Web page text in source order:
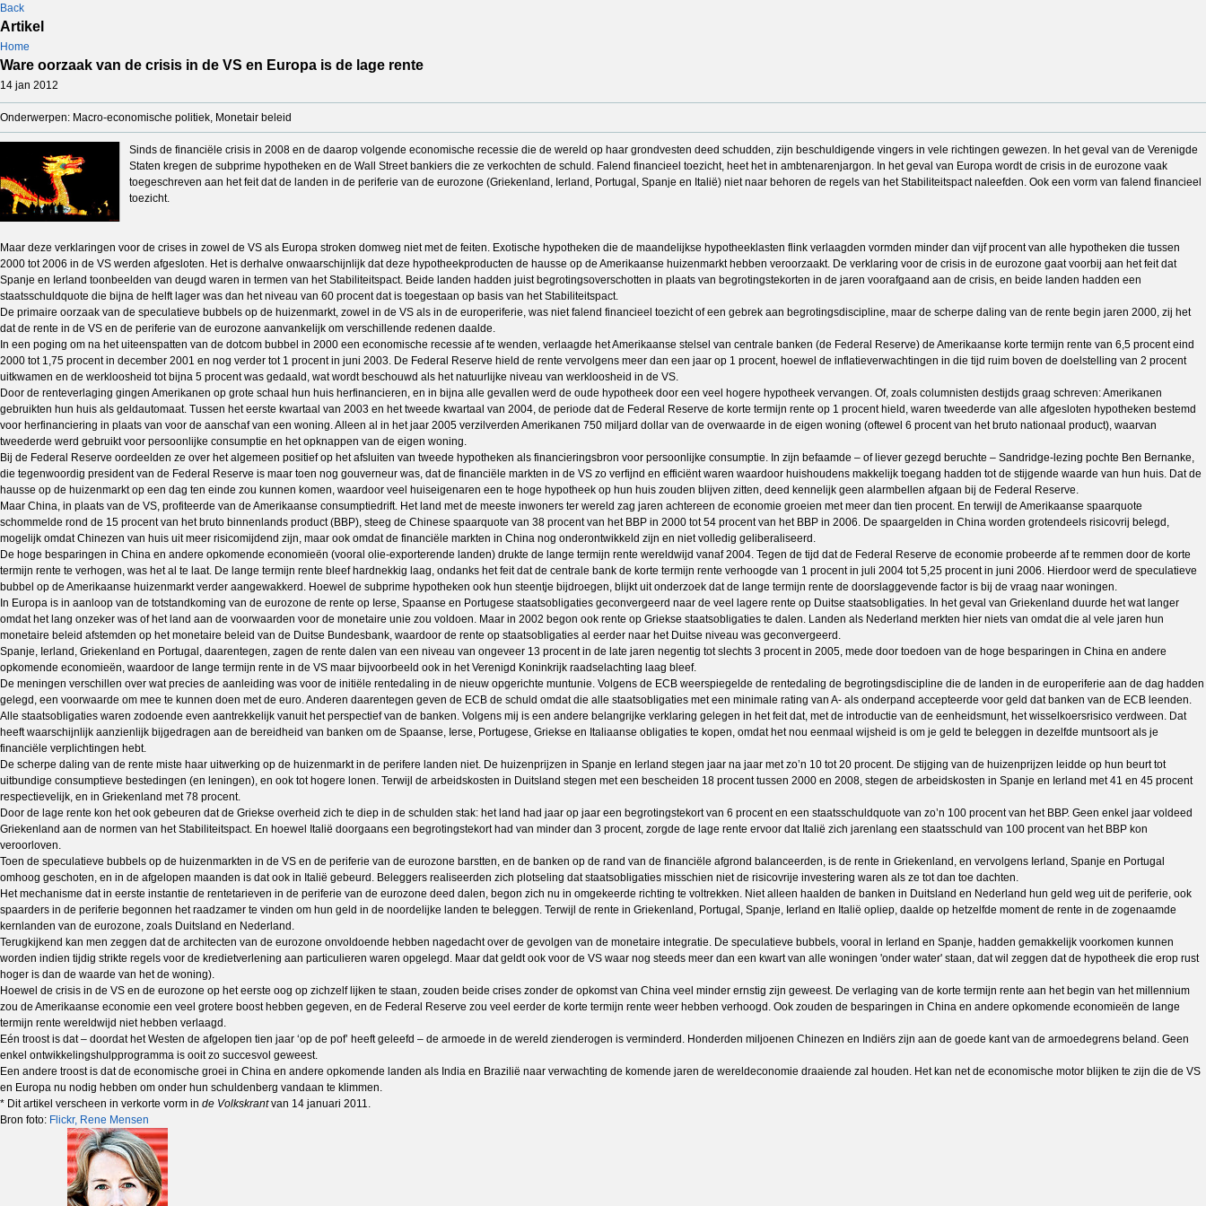
Back
Artikel
Home
Ware oorzaak van de crisis in de VS en Europa is de lage rente
14 jan 2012
Onderwerpen: Macro-economische politiek, Monetair beleid
Sinds de financiële crisis in 2008 en de daarop volgende economische recessie die de wereld op haar grondvesten deed schudden, zijn beschuldigende vingers in vele richtingen gewezen. In het geval van de Verenigde
Staten kregen de subprime hypotheken en de Wall Street bankiers die ze verkochten de schuld. Falend financieel toezicht, heet het in ambtenarenjargon. In het geval van Europa wordt de crisis in de eurozone vaak
toegeschreven aan het feit dat de landen in de periferie van de eurozone (Griekenland, Ierland, Portugal, Spanje en Italië) niet naar behoren de regels van het Stabiliteitspact naleefden. Ook een vorm van falend financieel
toezicht.
Maar deze verklaringen voor de crises in zowel de VS als Europa stroken domweg niet met de feiten. Exotische hypotheken die de maandelijkse hypotheeklasten flink verlaagden vormden minder dan vijf procent van alle hypotheken die tussen
2000 tot 2006 in de VS werden afgesloten. Het is derhalve onwaarschijnlijk dat deze hypotheekproducten de hausse op de Amerikaanse huizenmarkt hebben veroorzaakt. De verklaring voor de crisis in de eurozone gaat voorbij aan het feit dat
Spanje en Ierland toonbeelden van deugd waren in termen van het Stabiliteitspact. Beide landen hadden juist begrotingsoverschotten in plaats van begrotingstekorten in de jaren voorafgaand aan de crisis, en beide landen hadden een
staatsschuldquote die bijna de helft lager was dan het niveau van 60 procent dat is toegestaan op basis van het Stabiliteitspact.
De primaire oorzaak van de speculatieve bubbels op de huizenmarkt, zowel in de VS als in de europeriferie, was niet falend financieel toezicht of een gebrek aan begrotingsdiscipline, maar de scherpe daling van de rente begin jaren 2000, zij het
dat de rente in de VS en de periferie van de eurozone aanvankelijk om verschillende redenen daalde.
In een poging om na het uiteenspatten van de dotcom bubbel in 2000 een economische recessie af te wenden, verlaagde het Amerikaanse stelsel van centrale banken (de Federal Reserve) de Amerikaanse korte termijn rente van 6,5 procent eind
2000 tot 1,75 procent in december 2001 en nog verder tot 1 procent in juni 2003. De Federal Reserve hield de rente vervolgens meer dan een jaar op 1 procent, hoewel de inflatieverwachtingen in die tijd ruim boven de doelstelling van 2 procent
uitkwamen en de werkloosheid tot bijna 5 procent was gedaald, wat wordt beschouwd als het natuurlijke niveau van werkloosheid in de VS.
Door de renteverlaging gingen Amerikanen op grote schaal hun huis herfinancieren, en in bijna alle gevallen werd de oude hypotheek door een veel hogere hypotheek vervangen. Of, zoals columnisten destijds graag schreven: Amerikanen
gebruikten hun huis als geldautomaat. Tussen het eerste kwartaal van 2003 en het tweede kwartaal van 2004, de periode dat de Federal Reserve de korte termijn rente op 1 procent hield, waren tweederde van alle afgesloten hypotheken bestemd
voor herfinanciering in plaats van voor de aanschaf van een woning. Alleen al in het jaar 2005 verzilverden Amerikanen 750 miljard dollar van de overwaarde in de eigen woning (oftewel 6 procent van het bruto nationaal product), waarvan
tweederde werd gebruikt voor persoonlijke consumptie en het opknappen van de eigen woning.
Bij de Federal Reserve oordeelden ze over het algemeen positief op het afsluiten van tweede hypotheken als financieringsbron voor persoonlijke consumptie. In zijn befaamde – of liever gezegd beruchte – Sandridge-lezing pochte Ben Bernanke,
die tegenwoordig president van de Federal Reserve is maar toen nog gouverneur was, dat de financiële markten in de VS zo verfijnd en efficiënt waren waardoor huishoudens makkelijk toegang hadden tot de stijgende waarde van hun huis. Dat de
hausse op de huizenmarkt op een dag ten einde zou kunnen komen, waardoor veel huiseigenaren een te hoge hypotheek op hun huis zouden blijven zitten, deed kennelijk geen alarmbellen afgaan bij de Federal Reserve.
Maar China, in plaats van de VS, profiteerde van de Amerikaanse consumptiedrift. Het land met de meeste inwoners ter wereld zag jaren achtereen de economie groeien met meer dan tien procent. En terwijl de Amerikaanse spaarquote
schommelde rond de 15 procent van het bruto binnenlands product (BBP), steeg de Chinese spaarquote van 38 procent van het BBP in 2000 tot 54 procent van het BBP in 2006. De spaargelden in China worden grotendeels risicovrij belegd,
mogelijk omdat Chinezen van huis uit meer risicomijdend zijn, maar ook omdat de financiële markten in China nog onderontwikkeld zijn en niet volledig geliberaliseerd.
De hoge besparingen in China en andere opkomende economieën (vooral olie-exporterende landen) drukte de lange termijn rente wereldwijd vanaf 2004. Tegen de tijd dat de Federal Reserve de economie probeerde af te remmen door de korte
termijn rente te verhogen, was het al te laat. De lange termijn rente bleef hardnekkig laag, ondanks het feit dat de centrale bank de korte termijn rente verhoogde van 1 procent in juli 2004 tot 5,25 procent in juni 2006. Hierdoor werd de speculatieve
bubbel op de Amerikaanse huizenmarkt verder aangewakkerd. Hoewel de subprime hypotheken ook hun steentje bijdroegen, blijkt uit onderzoek dat de lange termijn rente de doorslaggevende factor is bij de vraag naar woningen.
In Europa is in aanloop van de totstandkoming van de eurozone de rente op Ierse, Spaanse en Portugese staatsobligaties geconvergeerd naar de veel lagere rente op Duitse staatsobligaties. In het geval van Griekenland duurde het wat langer
omdat het lang onzeker was of het land aan de voorwaarden voor de monetaire unie zou voldoen. Maar in 2002 begon ook rente op Griekse staatsobligaties te dalen. Landen als Nederland merkten hier niets van omdat die al vele jaren hun
monetaire beleid afstemden op het monetaire beleid van de Duitse Bundesbank, waardoor de rente op staatsobligaties al eerder naar het Duitse niveau was geconvergeerd.
Spanje, Ierland, Griekenland en Portugal, daarentegen, zagen de rente dalen van een niveau van ongeveer 13 procent in de late jaren negentig tot slechts 3 procent in 2005, mede door toedoen van de hoge besparingen in China en andere
opkomende economieën, waardoor de lange termijn rente in de VS maar bijvoorbeeld ook in het Verenigd Koninkrijk raadselachting laag bleef.
De meningen verschillen over wat precies de aanleiding was voor de initiële rentedaling in de nieuw opgerichte muntunie. Volgens de ECB weerspiegelde de rentedaling de begrotingsdiscipline die de landen in de europeriferie aan de dag hadden
gelegd, een voorwaarde om mee te kunnen doen met de euro. Anderen daarentegen geven de ECB de schuld omdat die alle staatsobligaties met een minimale rating van A- als onderpand accepteerde voor geld dat banken van de ECB leenden.
Alle staatsobligaties waren zodoende even aantrekkelijk vanuit het perspectief van de banken. Volgens mij is een andere belangrijke verklaring gelegen in het feit dat, met de introductie van de eenheidsmunt, het wisselkoersrisico verdween. Dat
heeft waarschijnlijk aanzienlijk bijgedragen aan de bereidheid van banken om de Spaanse, Ierse, Portugese, Griekse en Italiaanse obligaties te kopen, omdat het nou eenmaal wijsheid is om je geld te beleggen in dezelfde muntsoort als je
financiële verplichtingen hebt.
De scherpe daling van de rente miste haar uitwerking op de huizenmarkt in de perifere landen niet. De huizenprijzen in Spanje en Ierland stegen jaar na jaar met zo’n 10 tot 20 procent. De stijging van de huizenprijzen leidde op hun beurt tot
uitbundige consumptieve bestedingen (en leningen), en ook tot hogere lonen. Terwijl de arbeidskosten in Duitsland stegen met een bescheiden 18 procent tussen 2000 en 2008, stegen de arbeidskosten in Spanje en Ierland met 41 en 45 procent
respectievelijk, en in Griekenland met 78 procent.
Door de lage rente kon het ook gebeuren dat de Griekse overheid zich te diep in de schulden stak: het land had jaar op jaar een begrotingstekort van 6 procent en een staatsschuldquote van zo’n 100 procent van het BBP. Geen enkel jaar voldeed
Griekenland aan de normen van het Stabiliteitspact. En hoewel Italië doorgaans een begrotingstekort had van minder dan 3 procent, zorgde de lage rente ervoor dat Italië zich jarenlang een staatsschuld van 100 procent van het BBP kon
veroorloven.
Toen de speculatieve bubbels op de huizenmarkten in de VS en de periferie van de eurozone barstten, en de banken op de rand van de financiële afgrond balanceerden, is de rente in Griekenland, en vervolgens Ierland, Spanje en Portugal
omhoog geschoten, en in de afgelopen maanden is dat ook in Italië gebeurd. Beleggers realiseerden zich plotseling dat staatsobligaties misschien niet de risicovrije investering waren als ze tot dan toe dachten.
Het mechanisme dat in eerste instantie de rentetarieven in de periferie van de eurozone deed dalen, begon zich nu in omgekeerde richting te voltrekken. Niet alleen haalden de banken in Duitsland en Nederland hun geld weg uit de periferie, ook
spaarders in de periferie begonnen het raadzamer te vinden om hun geld in de noordelijke landen te beleggen. Terwijl de rente in Griekenland, Portugal, Spanje, Ierland en Italië opliep, daalde op hetzelfde moment de rente in de zogenaamde
kernlanden van de eurozone, zoals Duitsland en Nederland.
Terugkijkend kan men zeggen dat de architecten van de eurozone onvoldoende hebben nagedacht over de gevolgen van de monetaire integratie. De speculatieve bubbels, vooral in Ierland en Spanje, hadden gemakkelijk voorkomen kunnen
worden indien tijdig strikte regels voor de kredietverlening aan particulieren waren opgelegd. Maar dat geldt ook voor de VS waar nog steeds meer dan een kwart van alle woningen 'onder water' staan, dat wil zeggen dat de hypotheek die erop rust
hoger is dan de waarde van het de woning).
Hoewel de crisis in de VS en de eurozone op het eerste oog op zichzelf lijken te staan, zouden beide crises zonder de opkomst van China veel minder ernstig zijn geweest. De verlaging van de korte termijn rente aan het begin van het millennium
zou de Amerikaanse economie een veel grotere boost hebben gegeven, en de Federal Reserve zou veel eerder de korte termijn rente weer hebben verhoogd. Ook zouden de besparingen in China en andere opkomende economieën de lange
termijn rente wereldwijd niet hebben verlaagd.
Eén troost is dat – doordat het Westen de afgelopen tien jaar ‘op de pof’ heeft geleefd – de armoede in de wereld zienderogen is verminderd. Honderden miljoenen Chinezen en Indiërs zijn aan de goede kant van de armoedegrens beland. Geen
enkel ontwikkelingshulpprogramma is ooit zo succesvol geweest.
Een andere troost is dat de economische groei in China en andere opkomende landen als India en Brazilië naar verwachting de komende jaren de wereldeconomie draaiende zal houden. Het kan net de economische motor blijken te zijn die de VS
en Europa nu nodig hebben om onder hun schuldenberg vandaan te klimmen.
* Dit artikel verscheen in verkorte vorm in de Volkskrantvan 14 januari 2011.
Bron foto: Flickr, Rene Mensen